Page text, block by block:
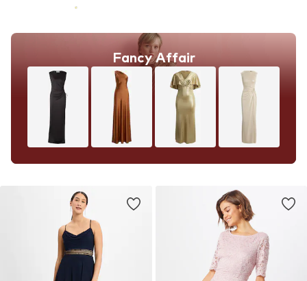
Fancy Affair